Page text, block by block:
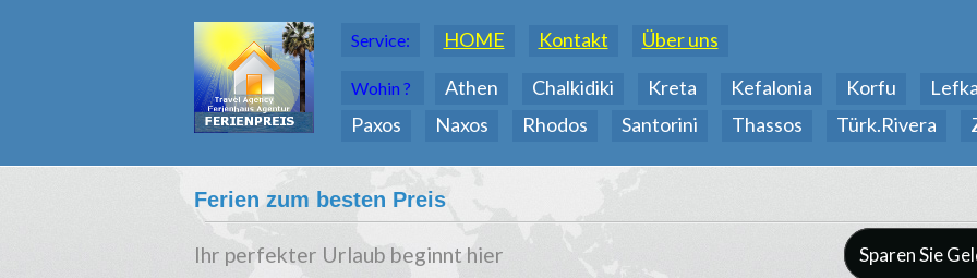
Service: HOME Kontakt Über uns
Wohin ? Athen Chalkidiki Kreta Kefalonia Korfu
Paxos
Naxos Rhodos Santorini Thassos Türk.Rivera
Ferien zum besten Preis
Ihr perfekter Urlaub beginnt hier Sparen Sie